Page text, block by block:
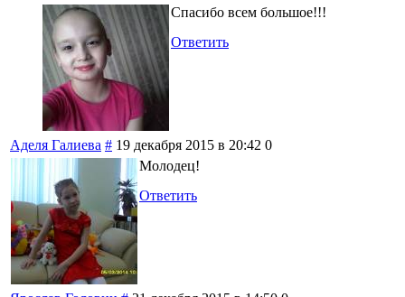
Спасибо всем большое!!!
Ответить
Аделя Галиева # 19 декабря 2015 в 20:42 0
Молодец!
Ответить